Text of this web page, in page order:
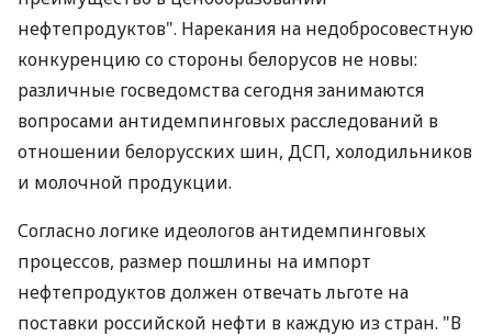
нефтепродуктов". Нарекания на недобросовестную
конкуренцию со стороны белорусов не новы:
различные госведомства сегодня занимаются
вопросами антидемпинговых расследований в
отношении белорусских шин, ДСП, холодильников
и молочной продукции.
Согласно логике идеологов антидемпинговых
процессов, размер пошлины на импорт
нефтепродуктов должен отвечать льготе на
поставки российской нефти в каждую из стран. "В